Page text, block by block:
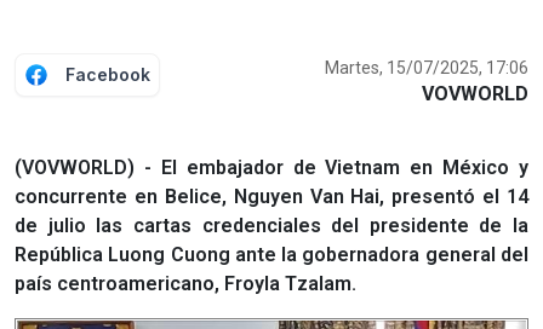
Facebook Martes, 15/07/2025, 17:06
VOVWORLD
(VOVWORLD) - El embajador de Vietnam en México y
concurrente en Belice, Nguyen Van Hai, presentó el 14
de julio las cartas credenciales del presidente de la
República Luong Cuong ante la gobernadora general del
país centroamericano, Froyla Tzalam.